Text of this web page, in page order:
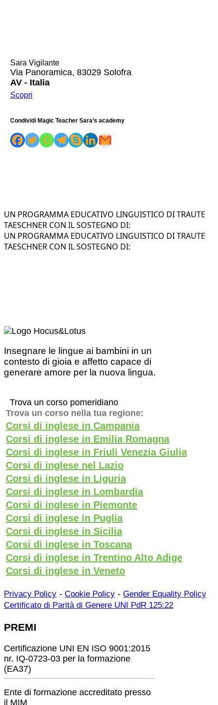
Sara Vigilante
Via Panoramica, 83029 Solofra
AV - Italia
Scopri
Condividi Magic Teacher Sara’s academy
UN PROGRAMMA EDUCATIVO LINGUISTICO DI TRAUTE
TAESCHNER CON IL SOSTEGNO DI:
UN PROGRAMMA EDUCATIVO LINGUISTICO DI TRAUTE
TAESCHNER CON IL SOSTEGNO DI:
Insegnare le lingue ai bambini in un
contesto di gioia e affetto capace di
generare amore per la nuova lingua.
Trova un corso pomeridiano
Trova un corso nella tua regione:
Corsi di inglese in Campania
Corsi di inglese in Emilia Romagna
Corsi di inglese in Friuli Venezia Giulia
Corsi di inglese nel Lazio
Corsi di inglese in Liguria
Corsi di inglese in Lombardia
Corsi di inglese in Piemonte
Corsi di inglese in Puglia
Corsi di inglese in Sicilia
Corsi di inglese in Toscana
Corsi di inglese in Trentino Alto Adige
Corsi di inglese in Veneto
Privacy Policy - Cookie Policy - Gender Equality Policy
Certificato di Parità di Genere UNI PdR 125:22
PREMI
Certificazione UNI EN ISO 9001:2015
nr. IQ-0723-03 per la formazione
(EA37)
Ente di formazione accreditato presso
il MIM